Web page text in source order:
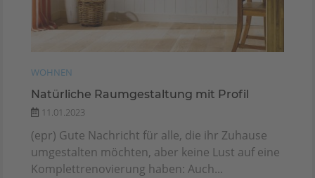
WOHNEN
Natürliche Raumgestaltung mit Profil
11.01.2023
(epr) Gute Nachricht für alle, die ihr Zuhause
umgestalten möchten, aber keine Lust auf eine
Komplettrenovierung haben: Auch...